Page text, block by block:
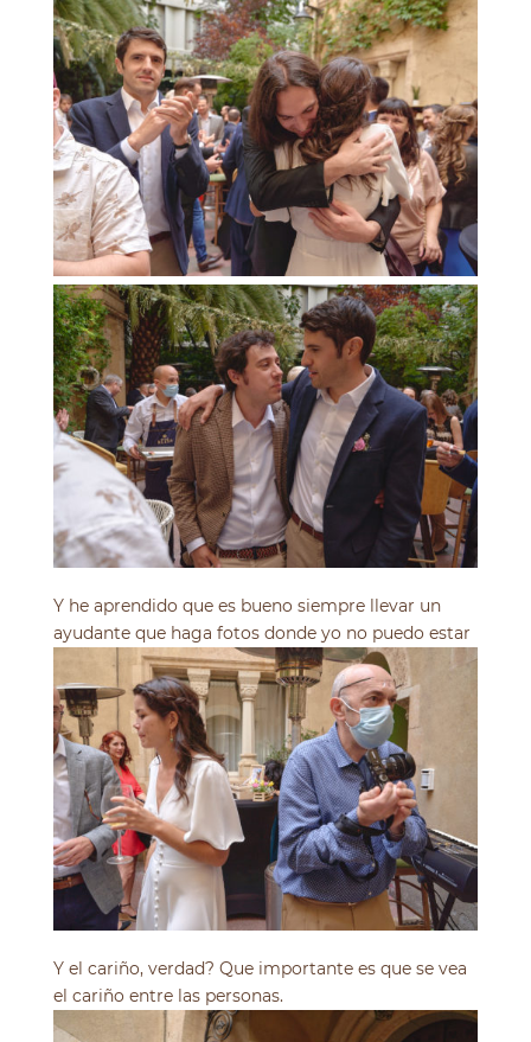
Y he aprendido que es bueno siempre llevar un
ayudante que haga fotos donde yo no puedo estar
Y el cariño, verdad? Que importante es que se vea
el cariño entre las personas.